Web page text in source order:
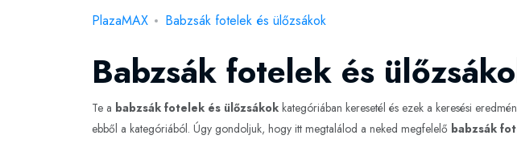
PlazaMAX Babzsák fotelek és ülőzsákok
Babzsák fotelek és
Te a babzsák fotelek és ülőzsákok kategóriában keresetél és ezek a keresési
ebből a kategóriából. Úgy gondoljuk, hogy itt megtalálod a neked megfelelő babzsák